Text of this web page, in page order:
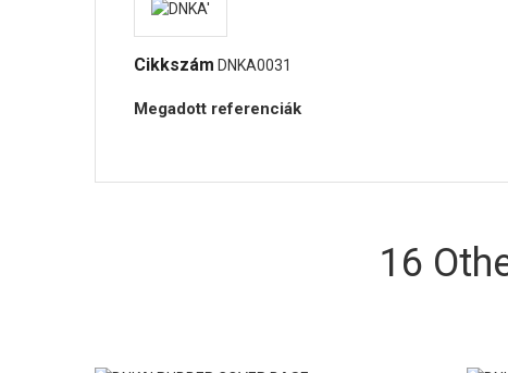
Cikkszám DNKA0031
Megadott referenciák
16